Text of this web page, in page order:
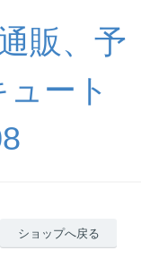
販、予
ート
ショップへ戻る